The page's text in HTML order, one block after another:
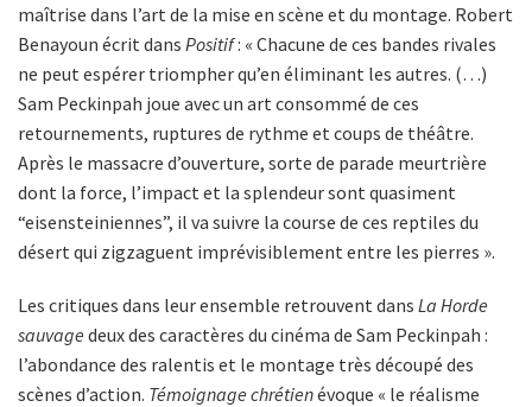
maîtrise dans l’art de la mise en scène et du montage. Robert
Benayoun écrit dans Positif: « Chacune de ces bandes rivales
ne peut espérer triompher qu’en éliminant les autres. (…)
Sam Peckinpah joue avec un art consommé de ces
retournements, ruptures de rythme et coups de théâtre.
Après le massacre d’ouverture, sorte de parade meurtrière
dont la force, l’impact et la splendeur sont quasiment
“eisensteiniennes”, il va suivre la course de ces reptiles du
désert qui zigzaguent imprévisiblement entre les pierres ».
Les critiques dans leur ensemble retrouvent dans La Horde
sauvage deux des caractères du cinéma de Sam Peckinpah :
l’abondance des ralentis et le montage très découpé des
scènes d’action. Témoignage chrétienévoque « le réalisme